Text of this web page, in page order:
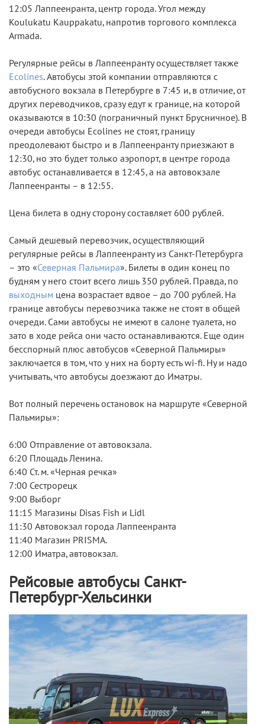
12:05 Лаппеенранта, центр города. Угол между
Koulukatu Kauppakatu, напротив торгового комплекса
Armada.
Регулярные рейсы в Лаппеенранту осуществляет также
Ecolines. Автобусы этой компании отправляются с
автобусного вокзала в Петербурге в 7:45 и, в отличие, от
других переводчиков, сразу едут к границе, на которой
оказываются в 10:30 (пограничный пункт Брусничное). В
очереди автобусы Ecolines не стоят, границу
преодолевают быстро и в Лаппеенранту приезжают в
12:30, но это будет только аэропорт, в центре города
автобус останавливается в 12:45, а на автовокзале
Лаппеенранты – в 12:55.
Цена билета в одну сторону составляет 600 рублей.
Самый дешевый перевозчик, осуществляющий
регулярные рейсы в Лаппеенранту из Санкт-Петербурга
– это «Северная Пальмира». Билеты в один конец по
будням у него стоит всего лишь 350 рублей. Правда, по
выходным цена возрастает вдвое – до 700 рублей. На
границе автобусы перевозчика также не стоят в общей
очереди. Сами автобусы не имеют в салоне туалета, но
зато в ходе рейса они часто останавливаются. Еще один
бесспорный плюс автобусов «Северной Пальмиры»
заключается в том, что у них на борту есть wi-fi. Ну и надо
учитывать, что автобусы доезжают до Иматры.
Вот полный перечень остановок на маршруте «Северной
Пальмиры»:
6:00 Отправление от автовокзала.
6:20 Площадь Ленина.
6:40 Ст. м. «Черная речка»
7:00 Сестрорецк
9:00 Выборг
11:15 Магазины Disas Fish и Lidl
11:30 Автовокзал города Лаппеенранта
11:40 Магазин PRISMA.
12:00 Иматра, автовокзал.
Рейсовые автобусы Санкт-
Петербург-Хельсинки